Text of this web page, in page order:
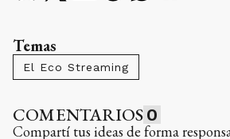
Temas
El Eco Streaming
COMENTARIOS 0
Compartí tus ideas de forma